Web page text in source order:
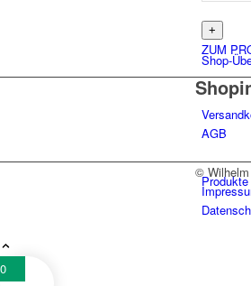
Shop-
Produkte
ZUM
AGB
©
0